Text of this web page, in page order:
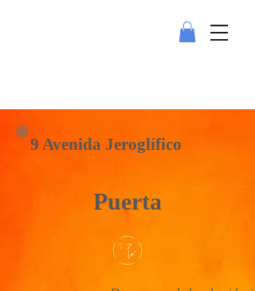
9 Avenida Jeroglífico
Puerta